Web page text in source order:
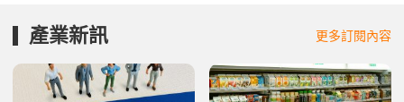
產業新訊 更多訂閱內容